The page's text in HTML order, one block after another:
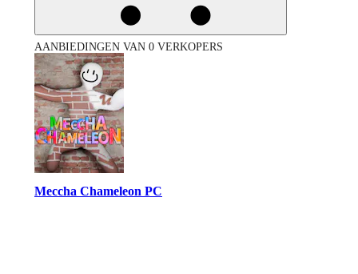
AANBIEDINGEN VAN 0 VERKOPERS
Meccha Chameleon PC